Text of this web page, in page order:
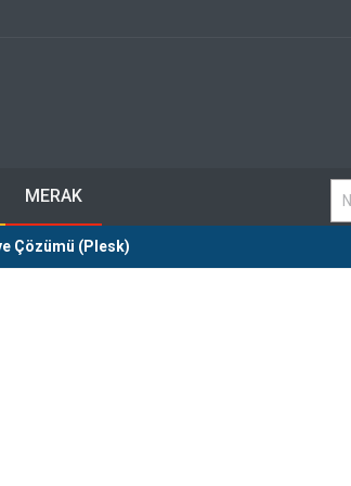
MERAK
Çözümü (Plesk)